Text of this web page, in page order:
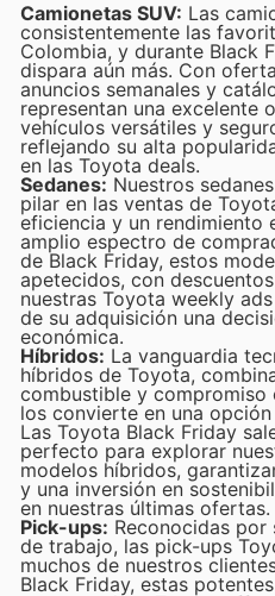
Camionetas SUV: Las
consistentemente las
Colombia, y durante Black
dispara aún más. Con
anuncios semanales y
representan una excelente
vehículos versátiles y
reflejando su alta
en las Toyota deals.
Sedanes: Nuestros
pilar en las ventas de
eficiencia y un rendimiento
amplio espectro de
de Black Friday, estos
apetecidos, con
nuestras Toyota weekly
de su adquisición una
económica.
Híbridos: La vanguardia
híbridos de Toyota,
combustible y compromiso
los convierte en una
Las Toyota Black Friday
perfecto para explorar
modelos híbridos,
y una inversión en
en nuestras últimas ofertas.
Pick-ups: Reconocidas
de trabajo, las pick-ups
muchos de nuestros
Black Friday, estas